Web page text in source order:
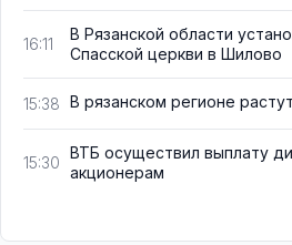
16:11
В Рязанской области
Спасской церкви в Шилово
15:38 В рязанском регионе
15:30
ВТБ осуществил выплату
акционерам